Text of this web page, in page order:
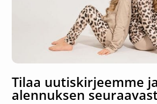
Stroller courtains, Lazy bears
Select options
Tilaa uutiskirjeemme
alennuksen